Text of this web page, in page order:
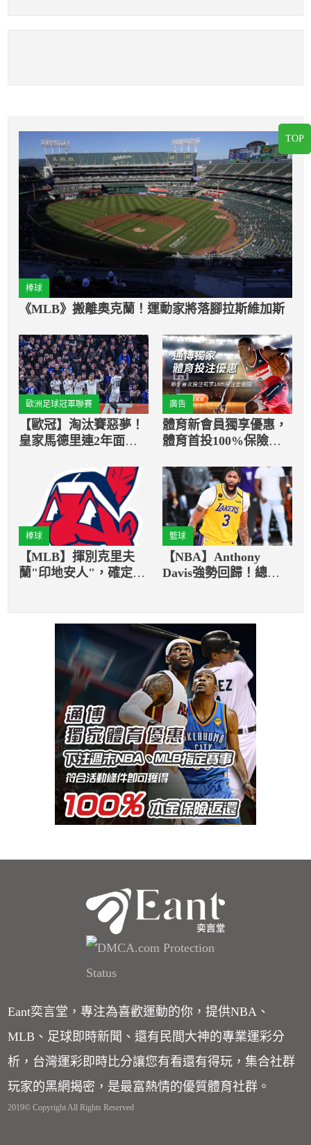
棒球
《MLB》搬離奧克蘭！運動家將落腳拉斯維加斯
歐洲足球冠軍聯賽
【歐冠】淘汰賽惡夢！
皇家馬德里連2年面對
廣告
體育新會員獨享優惠，
體育首投100%保險返
棒球
【MLB】揮別克里夫
蘭"印地安人"，確定下
籃球
【NBA】Anthony
Davis強勢回歸！總決
TOP
Eant奕言堂，專注為喜歡運動的你，提供NBA、
MLB、足球即時新聞、還有民間大神的專業運彩分
析，台灣運彩即時比分讓您有看還有得玩，集合社群
玩家的黑網揭密，是最富熱情的優質體育社群。
2019© Copyright All Rights Reserved